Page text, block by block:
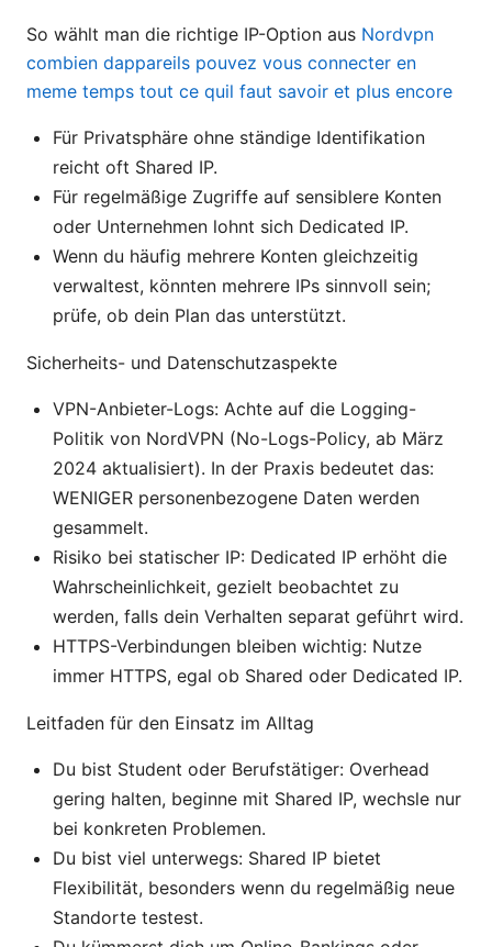
So wählt man die richtige IP-Option aus Nordvpn
combien dappareils pouvez vous connecter en
meme temps tout ce quil faut savoir et plus encore
Für Privatsphäre ohne ständige Identifikation
reicht oft Shared IP.
Für regelmäßige Zugriffe auf sensiblere Konten
oder Unternehmen lohnt sich Dedicated IP.
Wenn du häufig mehrere Konten gleichzeitig
verwaltest, könnten mehrere IPs sinnvoll sein;
prüfe, ob dein Plan das unterstützt.
Sicherheits- und Datenschutzaspekte
VPN-Anbieter-Logs: Achte auf die Logging-
Politik von NordVPN (No-Logs-Policy, ab März
2024 aktualisiert). In der Praxis bedeutet das:
WENIGER personenbezogene Daten werden
gesammelt.
Risiko bei statischer IP: Dedicated IP erhöht die
Wahrscheinlichkeit, gezielt beobachtet zu
werden, falls dein Verhalten separat geführt wird.
HTTPS-Verbindungen bleiben wichtig: Nutze
immer HTTPS, egal ob Shared oder Dedicated IP.
Leitfaden für den Einsatz im Alltag
Du bist Student oder Berufstätiger: Overhead
gering halten, beginne mit Shared IP, wechsle nur
bei konkreten Problemen.
Du bist viel unterwegs: Shared IP bietet
Flexibilität, besonders wenn du regelmäßig neue
Standorte testest.